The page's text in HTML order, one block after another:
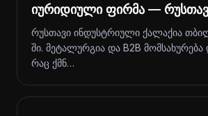
იურიდიული ფირმა —
რუსთავი ინდუსტრიული ქალაქია
ში. მეტალურგია და B2B მომსახურება
რაც ქმნ…